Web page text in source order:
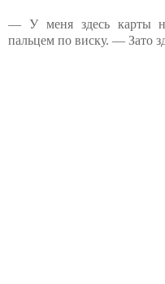
— У меня здесь карты
пальцем по виску. — Зато